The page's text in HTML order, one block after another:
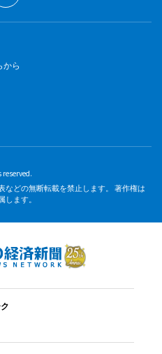
から
reserved.
などの無断転載を禁止します。 著作権は
ます。